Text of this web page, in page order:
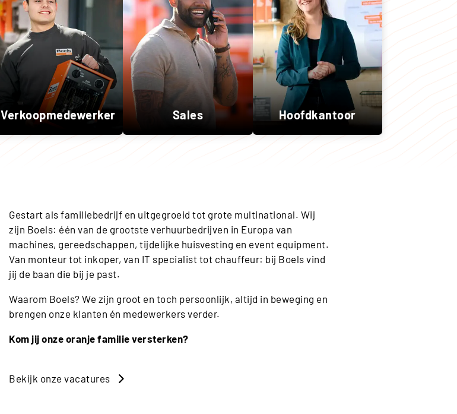
Verkoopmedewerker Sales Hoofdkantoor
Gestart als familiebedrijf en uitgegroeid tot grote multinational. Wij
zijn Boels: één van de grootste verhuurbedrijven in Europa van
machines, gereedschappen, tijdelijke huisvesting en event equipment.
Van monteur tot inkoper, van IT specialist tot chauffeur: bij Boels vind
jij de baan die bij je past.
Waarom Boels? We zijn groot en toch persoonlijk, altijd in beweging en
brengen onze klanten én medewerkers verder.
Kom jij onze oranje familie versterken?
Bekijk onze vacatures